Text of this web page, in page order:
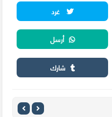
غرد
أرسل
شارك